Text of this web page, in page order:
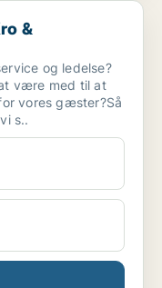
&
og ledelse?
være med til at
vores gæster?Så
s..